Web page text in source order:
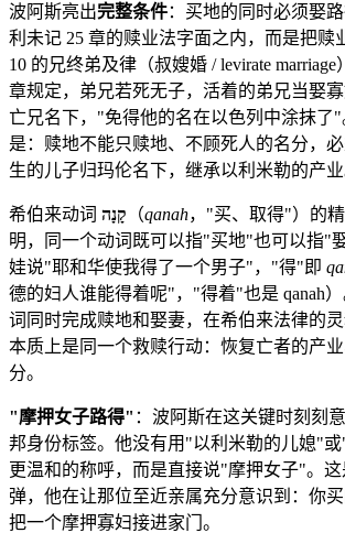
波阿斯亮出完整条件：买地的同时必须娶
利未记 25 章的赎业法字面之内，而是把赎
10 的兄终弟及律（叔嫂婚 / levirate
章规定，弟兄若死无子，活着的弟兄当娶
亡兄名下，"免得他的名在以色列中涂抹了
是：赎地不能只赎地、不顾死人的名分，
生的儿子归玛伦名下，继承以利米勒的产业
希伯来动词 קָנָה （qanah，"买、取得"）的
明，同一个动词既可以指"买地"也可以指"
娃说"耶和华使我得了一个男子"，"得"即
德的妇人谁能得着呢"，"得着"也是 qanah
词同时完成赎地和娶妻，在希伯来法律的
本质上是同一个救赎行动：恢复亡者的产
分。
"摩押女子路得" ：波阿斯在这关键时刻刻
邦身份标签。他没有用"以利米勒的儿媳"
更温和的称呼，而是直接说"摩押女子"。
弹，他在让那位至近亲属充分意识到：你
把一个摩押寡妇接进家门。